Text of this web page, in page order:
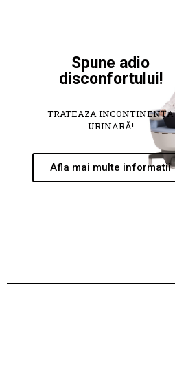
Spune adio
disconfortului!
TRATEAZA INCONTINENȚA
URINARĂ!
Afla mai multe informatii